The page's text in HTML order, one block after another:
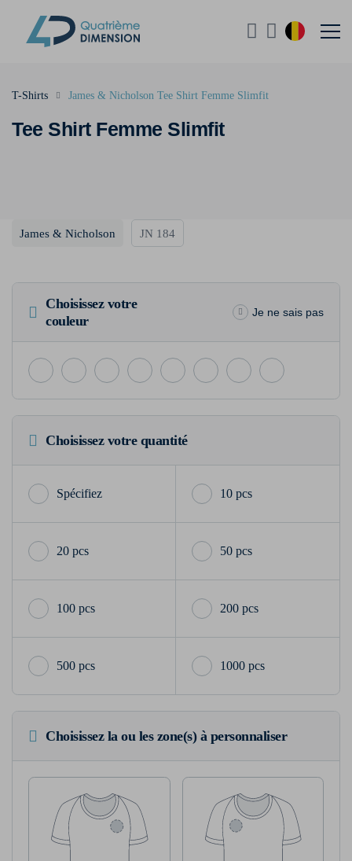
Tee Shirt Femme Slimfit
T-Shirts James & Nicholson Tee Shirt Femme Slimfit
James & Nicholson JN 184
Choisissez votre
couleur
Je ne sais pas
Choisissez votre quantité
10 pcs
20 pcs 50 pcs
100 pcs 200 pcs
500 pcs 1000 pcs
Choisissez la ou les zone(s) à personnaliser